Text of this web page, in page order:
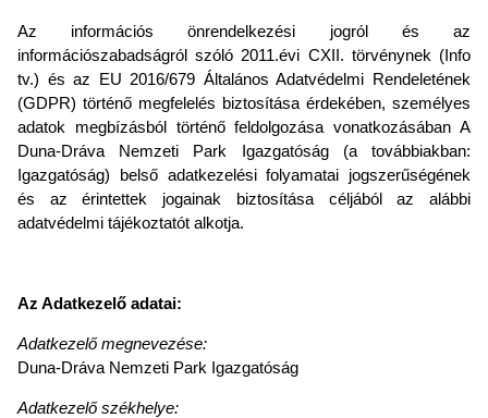
Az információs önrendelkezési jogról és az
információszabadságról szóló 2011.évi CXII. törvénynek (Info
tv.) és az EU 2016/679 Általános Adatvédelmi Rendeletének
(GDPR) történő megfelelés biztosítása érdekében, személyes
adatok megbízásból történő feldolgozása vonatkozásában A
Duna-Dráva Nemzeti Park Igazgatóság (a továbbiakban:
Igazgatóság) belső adatkezelési folyamatai jogszerűségének
és az érintettek jogainak biztosítása céljából az alábbi
adatvédelmi tájékoztatót alkotja.
Az Adatkezelő adatai:
Adatkezelő megnevezése:
Duna-Dráva Nemzeti Park Igazgatóság
Adatkezelő székhelye: